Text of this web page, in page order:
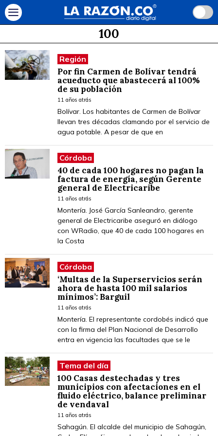
100
Región
Por fin Carmen de Bolívar tendrá
acueducto que abastecerá al 100%
de su población
11 años atrás
Bolívar. Los habitantes de Carmen de Bolívar
llevan tres décadas clamando por el servicio de
agua potable. A pesar de que en
Córdoba
40 de cada 100 hogares no pagan la
factura de energía, según Gerente
general de Electricaribe
11 años atrás
Montería. José García Sanleandro, gerente
general de Electricaribe aseguró en diálogo
con WRadio, que 40 de cada 100 hogares en
la Costa
Córdoba
‘Multas de la Superservicios serán
ahora de hasta 100 mil salarios
mínimos’: Barguil
11 años atrás
Montería. El representante cordobés indicó que
con la firma del Plan Nacional de Desarrollo
entra en vigencia las facultades que se le
Tema del día
100 Casas destechadas y tres
municipios con afectaciones en el
fluido eléctrico, balance preliminar
de vendaval
11 años atrás
Sahagún. El alcalde del municipio de Sahagún,